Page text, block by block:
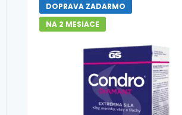
DOPRAVA ZADARMO
NA 2 MESIACE